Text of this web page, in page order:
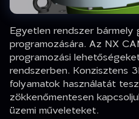
Egyetlen rendszer
programozására. Az NX
programozási
rendszerben. Konzisztens
folyamatok használatát
zökkenőmentesen
üzemi műveleteket.